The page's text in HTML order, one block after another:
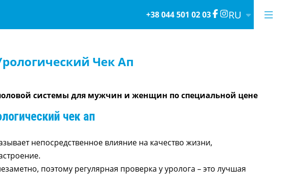
+38 044 501 02 03 RU
Чек Ап
системы для мужчин и женщин по специальной цене
чек ап
непосредственное влияние на качество жизни,
поэтому регулярная проверка у уролога – это лучшая